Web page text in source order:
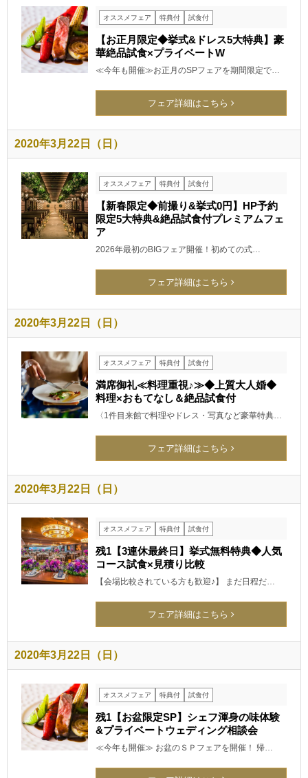
オススメフェア 特典付 試食付
【お正月限定◆挙式&ドレス5大特典】豪
華絶品試食×プライベートW
≪今年も開催≫お正月のSPフェアを期間限定で…
フェア詳細はこちら
2020年3月22日（日）
オススメフェア 特典付 試食付
【新春限定◆前撮り&挙式0円】HP予約
限定5大特典&絶品試食付プレミアムフェ
ア
2026年最初のBIGフェア開催！初めての式…
フェア詳細はこちら
2020年3月22日（日）
オススメフェア 特典付 試食付
満席御礼≪料理重視♪≫◆上質大人婚◆
料理×おもてなし＆絶品試食付
〈1件目来館で料理やドレス・写真など豪華特典…
フェア詳細はこちら
2020年3月22日（日）
オススメフェア 特典付 試食付
残1【3連休最終日】挙式無料特典◆人気
コース試食×見積り比較
【会場比較されている方も歓迎♪】 まだ日程だ…
フェア詳細はこちら
2020年3月22日（日）
オススメフェア 特典付 試食付
残1【お盆限定SP】シェフ渾身の味体験
&プライベートウェディング相談会
≪今年も開催≫ お盆のＳＰフェアを開催！ 帰…